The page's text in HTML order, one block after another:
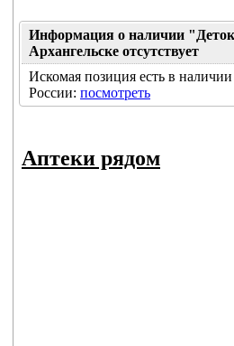
Информация о наличии
Архангельске отсутствует
Искомая позиция есть в
России: посмотреть
Аптеки рядом